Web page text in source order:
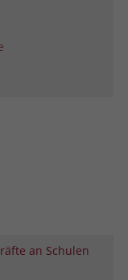
an Schulen